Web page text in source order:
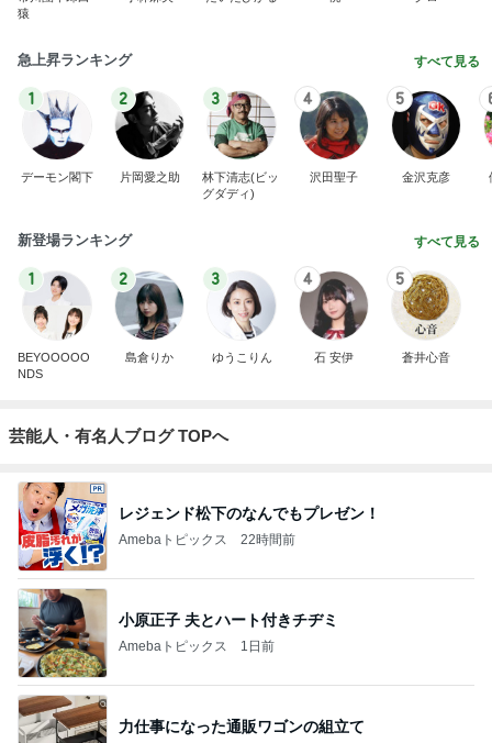
猿
急上昇ランキング すべて見る
1
デーモン閣下
2
片岡愛之助
3
林下清志(ビッ
グダディ)
4
沢田聖子
5
金沢克彦
新登場ランキング すべて見る
1
BEYOOOOO
NDS
2
島倉りか
3
ゆうこりん
4
石 安伊
5
蒼井心音
芸能人・有名人ブログ TOPへ
レジェンド松下のなんでもプレゼン！
Amebaトピックス 22時間前
小原正子 夫とハート付きチヂミ
Amebaトピックス 1日前
力仕事になった通販ワゴンの組立て